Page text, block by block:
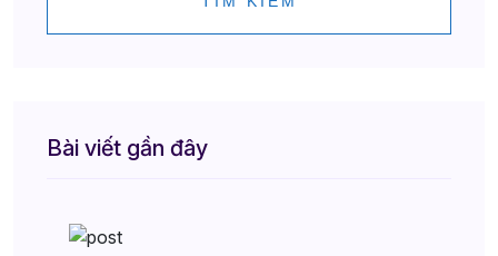
Bài viết gần đây